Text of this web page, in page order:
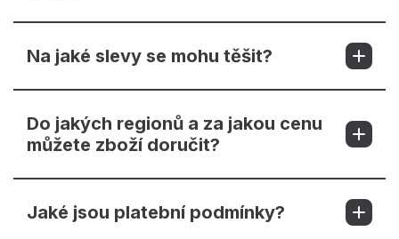
Na jaké slevy se mohu těšit?
Do jakých regionů a za jakou cenu
můžete zboží doručit?
Jaké jsou platební podmínky?